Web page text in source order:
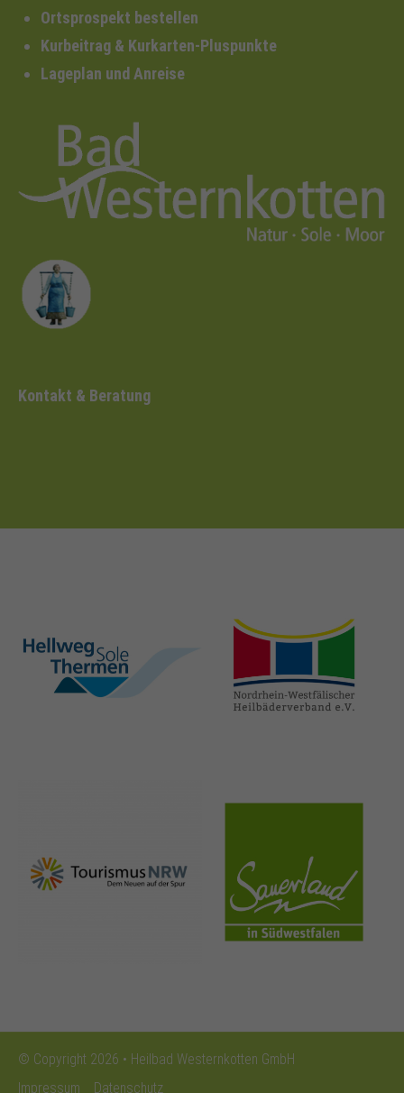
Ortsprospekt bestellen
Kurbeitrag & Kurkarten-Pluspunkte
Lageplan und Anreise
Kontakt & Beratung
hellweg-sole-
thermen.de
heilbaeder.de
nrw-
tourismus.de
sauerland.co
m
© Copyright 2026 • Heilbad Westernkotten GmbH
Impressum
Datenschutz